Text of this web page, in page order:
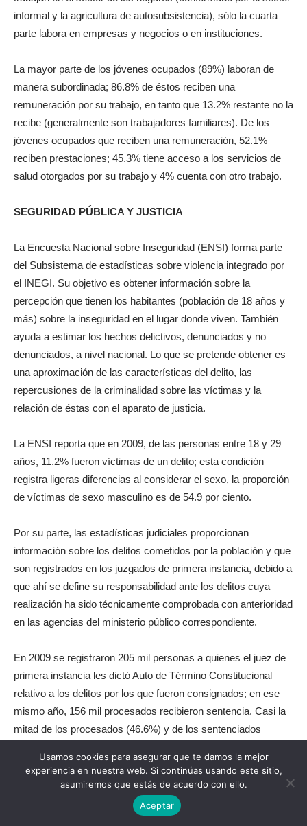
informal y la agricultura de autosubsistencia), sólo la cuarta
parte labora en empresas y negocios o en instituciones.
La mayor parte de los jóvenes ocupados (89%) laboran de
manera subordinada; 86.8% de éstos reciben una
remuneración por su trabajo, en tanto que 13.2% restante no la
recibe (generalmente son trabajadores familiares). De los
jóvenes ocupados que reciben una remuneración, 52.1%
reciben prestaciones; 45.3% tiene acceso a los servicios de
salud otorgados por su trabajo y 4% cuenta con otro trabajo.
SEGURIDAD PÚBLICA Y JUSTICIA
La Encuesta Nacional sobre Inseguridad (ENSI) forma parte
del Subsistema de estadísticas sobre violencia integrado por
el INEGI. Su objetivo es obtener información sobre la
percepción que tienen los habitantes (población de 18 años y
más) sobre la inseguridad en el lugar donde viven. También
ayuda a estimar los hechos delictivos, denunciados y no
denunciados, a nivel nacional. Lo que se pretende obtener es
una aproximación de las características del delito, las
repercusiones de la criminalidad sobre las víctimas y la
relación de éstas con el aparato de justicia.
La ENSI reporta que en 2009, de las personas entre 18 y 29
años, 11.2% fueron víctimas de un delito; esta condición
registra ligeras diferencias al considerar el sexo, la proporción
de víctimas de sexo masculino es de 54.9 por ciento.
Por su parte, las estadísticas judiciales proporcionan
información sobre los delitos cometidos por la población y que
son registrados en los juzgados de primera instancia, debido a
que ahí se define su responsabilidad ante los delitos cuya
realización ha sido técnicamente comprobada con anterioridad
en las agencias del ministerio público correspondiente.
En 2009 se registraron 205 mil personas a quienes el juez de
primera instancia les dictó Auto de Término Constitucional
relativo a los delitos por los que fueron consignados; en ese
mismo año, 156 mil procesados recibieron sentencia. Casi la
mitad de los procesados (46.6%) y de los sentenciados
que nueve de cada diez jóvenes procesados o sentenciados
son hombres.
Entre los sentenciados de 18 a 29 años, 83.6% recibieron
Usamos cookies para asegurar que te damos la mejor
experiencia en nuestra web. Si continúas usando este sitio,
asumiremos que estás de acuerdo con ello.
Aceptar